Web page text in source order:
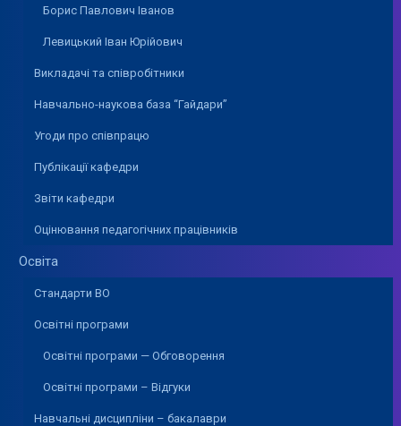
Борис Павлович Іванов
Левицький Іван Юрійович
Викладачі та співробітники
Навчально-наукова база “Гайдари”
Угоди про співпрацю
Публікації кафедри
Звіти кафедри
Оцінювання педагогічних працівників
Освіта
Стандарти ВО
Освітні програми
Освітні програми — Обговорення
Освітні програми – Відгуки
Навчальні дисципліни – бакалаври